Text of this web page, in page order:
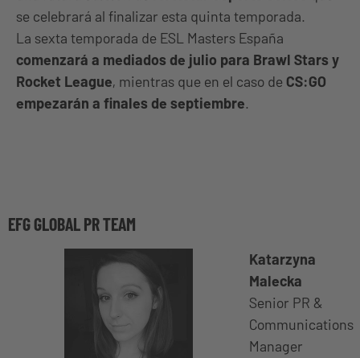
se celebrará al finalizar esta quinta temporada.
La sexta temporada de ESL Masters España
comenzará a mediados de julio para Brawl Stars y
Rocket League, mientras que en el caso de CS:GO
empezarán a finales de septiembre.
EFG GLOBAL PR TEAM
Katarzyna
Malecka
Senior PR &
Communications
Manager